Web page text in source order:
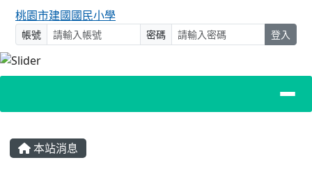
桃園市建國國民小學
帳號 密碼 登入
主內容區域
本站消息